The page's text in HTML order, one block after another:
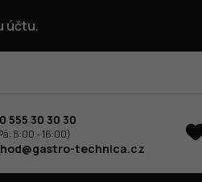
účtu.
555 30 30 30
technica.cz